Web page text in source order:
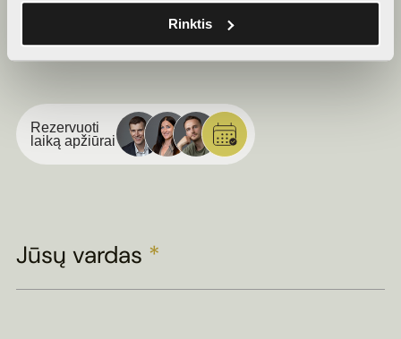
Rinktis
algirdomono@rewo.lt
Rezervuoti
laiką apžiūrai
Jūsų vardas *